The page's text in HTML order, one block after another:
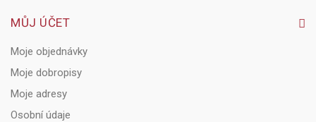
MŮJ ÚČET
Moje objednávky
Moje dobropisy
Moje adresy
Osobní údaje